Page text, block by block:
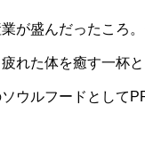
が盛んだったころ
れた体を癒す一杯
ウルフードとして